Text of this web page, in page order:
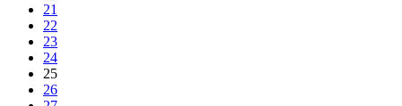
21
22
23
24
25
26